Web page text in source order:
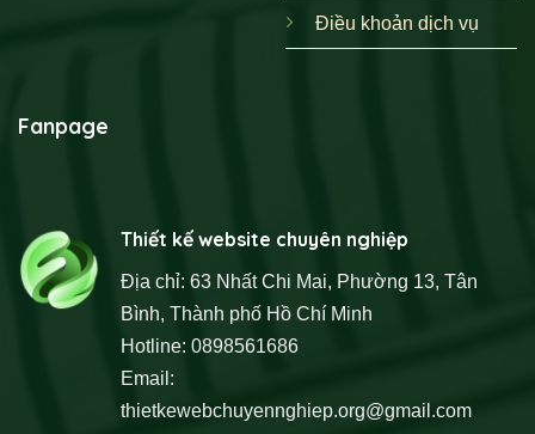
Điều khoản dịch vụ
Fanpage
Thiết kế website chuyên nghiệp
Địa chỉ: 63 Nhất Chi Mai, Phường 13, Tân
Bình, Thành phố Hồ Chí Minh
Hotline: 0898561686
Email:
thietkewebchuyennghiep.org@gmail.com